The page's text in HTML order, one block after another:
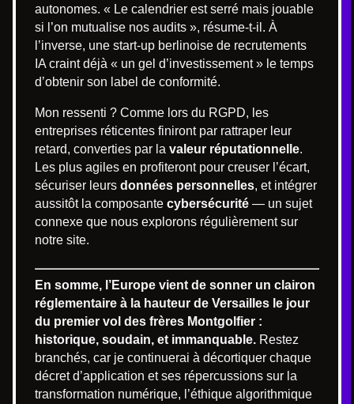
autonomes. « Le calendrier est serré mais jouable
si l’on mutualise nos audits », résume-t-il. À
l’inverse, une start-up berlinoise de recrutements
IA craint déjà « un gel d’investissement » le temps
d’obtenir son label de conformité.
Mon ressenti ? Comme lors du RGPD, les
entreprises réticentes finiront par rattraper leur
retard, converties par la valeur réputationnelle.
Les plus agiles en profiteront pour creuser l’écart,
sécuriser leurs données personnelles, et intégrer
aussitôt la composante cybersécurité — un sujet
connexe que nous explorons régulièrement sur
notre site.
En somme, l’Europe vient de sonner un clairon
réglementaire à la hauteur de Versailles le jour
du premier vol des frères Montgolfier :
historique, soudain, et immanquable. Restez
branchés, car je continuerai à décortiquer chaque
décret d’application et ses répercussions sur la
transformation numérique, l’éthique algorithmique